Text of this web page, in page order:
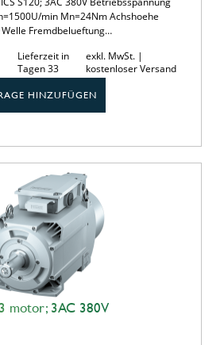
min Mn=24Nm Achshoehe
Fremdbelueftung…
Lieferzeit in
Tagen 33
exkl. MwSt. |
kostenloser Versand
HINZUFÜGEN
motor; 3AC 380V